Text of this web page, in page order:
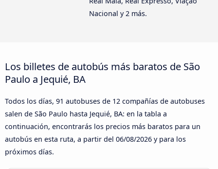
Nacional y 2 más.
Los billetes de autobús más baratos de São
Paulo a Jequié, BA
Todos los días, 91 autobuses de 12 compañías de autobuses
salen de São Paulo hasta Jequié, BA: en la tabla a
continuación, encontrarás los precios más baratos para un
autobús en esta ruta, a partir del 06/08/2026 y para los
próximos días.